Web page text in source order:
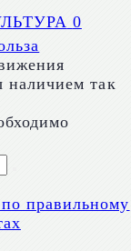
0
наличием так
правильному